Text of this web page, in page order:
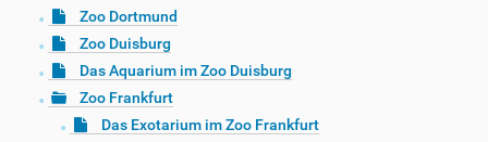
Zoo Dortmund
Zoo Duisburg
Das Aquarium im Zoo Duisburg
Zoo Frankfurt
Das Exotarium im Zoo Frankfurt